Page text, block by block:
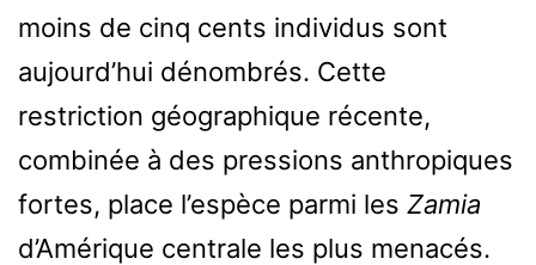
moins de cinq cents individus sont
aujourd’hui dénombrés. Cette
restriction géographique récente,
combinée à des pressions anthropiques
fortes, place l’espèce parmi les Zamia
d’Amérique centrale les plus menacés.